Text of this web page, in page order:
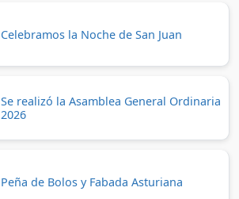
Celebramos la Noche de San Juan
Se realizó la Asamblea General Ordinaria
2026
Peña de Bolos y Fabada Asturiana